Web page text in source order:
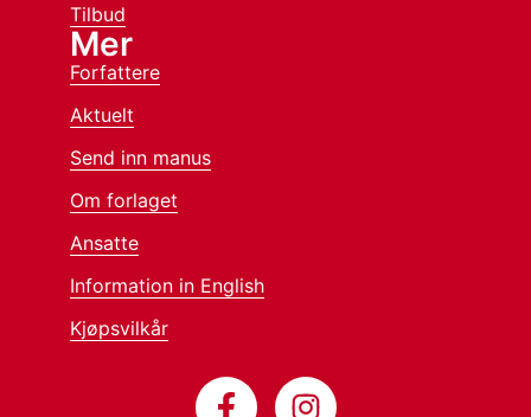
Tilbud
Mer
Forfattere
Aktuelt
Send inn manus
Om forlaget
Ansatte
Information in English
Kjøpsvilkår